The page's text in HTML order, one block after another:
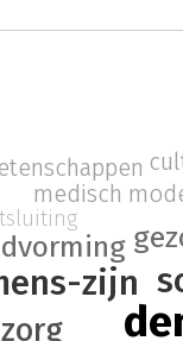
zijn
zorg
medisch